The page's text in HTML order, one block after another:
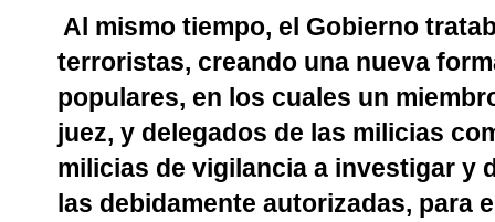
Al mismo tiempo, el Gobierno
terroristas, creando una nueva
populares, en los cuales un
juez, y delegados de las milicias
milicias de vigilancia a investigar y
las debidamente autorizadas, para